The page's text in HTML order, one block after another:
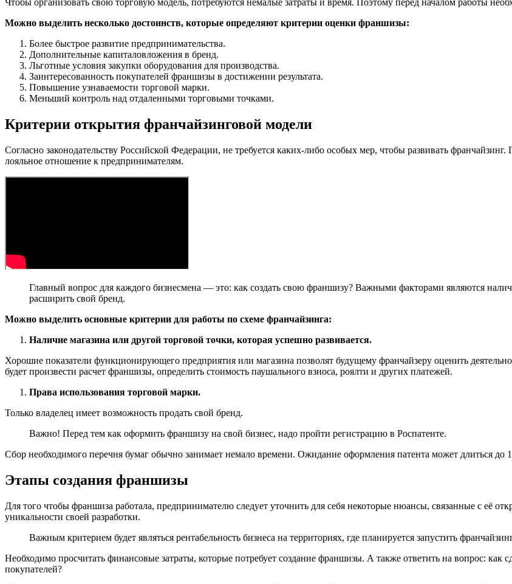
Чтобы организовать свою торговую модель, потребуются немалые затраты и время. Поэтому перед началом работы
Можно выделить несколько достоинств, которые определяют критерии оценки франшизы:
Более быстрое развитие предпринимательства.
Дополнительные капиталовложения в бренд.
Льготные условия закупки оборудования для производства.
Заинтересованность покупателей франшизы в достижении результата.
Повышение узнаваемости торговой марки.
Меньший контроль над отдаленными торговыми точками.
Критерии открытия франчайзинговой модели
Согласно законодательству Российской Федерации, не требуется каких-либо особых мер, чтобы развивать
лояльное отношение к предпринимателям.
Главный вопрос для каждого бизнесмена — это: как создать свою франшизу? Важными факторами являются
расширить свой бренд.
Можно выделить основные критерии для работы по схеме франчайзинга:
Наличие магазина или другой торговой точки, которая успешно развивается.
Хорошие показатели функционирующего предприятия или магазина позволят будущему франчайзеру оценить
будет произвести расчет франшизы, определить стоимость паушального взноса, роялти и других платежей.
Права использования торговой марки.
Только владелец имеет возможность продать свой бренд.
Важно! Перед тем как оформить франшизу на свой бизнес, надо пройти регистрацию в Роспатенте.
Сбор необходимого перечня бумаг обычно занимает немало времени. Ожидание оформления патента может длиться до 1
Этапы создания франшизы
Для того чтобы франшиза работала, предпринимателю следует уточнить для себя некоторые нюансы, связанные с её
уникальности своей разработки.
Важным критерием будет являться рентабельность бизнеса на территориях, где планируется запустить
Необходимо просчитать финансовые затраты, которые потребует создание франшизы. А также ответить на вопрос: как
покупателей?